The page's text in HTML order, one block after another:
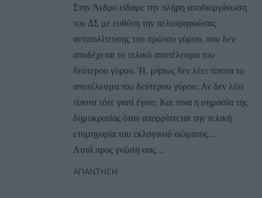
Στην Άνδρο είδαμε την πλήρη αποδιοργάνωση
του ΔΣ με ευθύνη την πελιοψηφούσας
αντιπολίτευσης του πρώτου γύρου, που δεν
αποδέχεται το τελικό αποτέλεσμα του
δεύτερου γύρου. Ή, μήπως δεν λέει τίποτα το
αποτέλεσμα του δεύτερου γύρου; Αν δεν λέει
τίποτα τότε γιατί έγινε; Και ποια η σημασία της
δημοκρατίας όταν απορρίπτεται την τελική
ετυμηγορία του εκλογικού σώματος…
Αυτά προς γνώση σας…
ΑΠΆΝΤΗΣΗ